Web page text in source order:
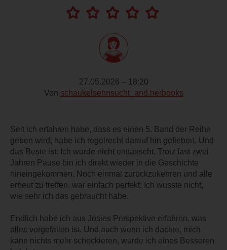
27.05.2026 – 18:20
Von schaukelsehnsucht_and.herbooks
Seit ich erfahren habe, dass es einen 5. Band der Reihe
geben wird, habe ich regelrecht darauf hin gefiebert. Und
das Beste ist: Ich wurde nicht enttäuscht. Trotz fast zwei
Jahren Pause bin ich direkt wieder in die Geschichte
hineingekommen. Noch einmal zurückzukehren und alle
erneut zu treffen, war einfach perfekt. Ich wusste nicht,
wie sehr ich das gebraucht habe.
Endlich habe ich aus Josies Perspektive erfahren, was
alles vorgefallen ist. Und auch wenn ich dachte, mich
kann nichts mehr schockieren, wurde ich eines Besseren